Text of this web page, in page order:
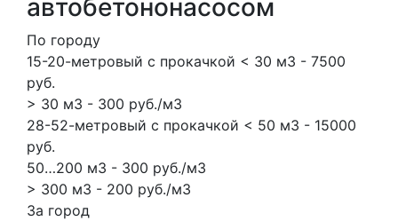
автобетононасосом
По городу
15-20-метровый с прокачкой < 30 м3 - 7500
руб.
> 30 м3 - 300 руб./м3
28-52-метровый с прокачкой < 50 м3 - 15000
руб.
50…200 м3 - 300 руб./м3
> 300 м3 - 200 руб./м3
За город